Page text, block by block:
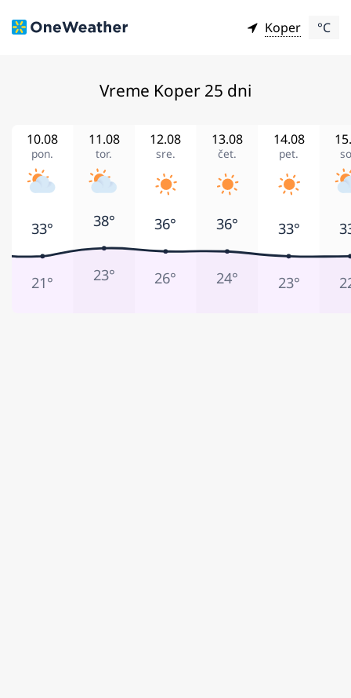
Koper °C
Vreme Koper 25 dni
pon.
10.08
tor.
11.08
sre.
12.08
čet.
13.08
pet.
14.08
33°
21°
38°
23°
36°
26°
36°
24°
33°
23°